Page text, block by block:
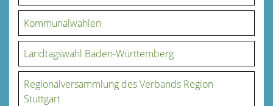
Kommunalwahlen
Landtagswahl Baden-Württemberg
Regionalversammlung des Verbands Region
Stuttgart